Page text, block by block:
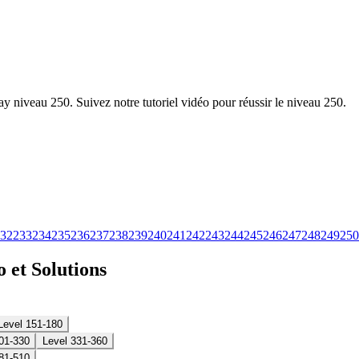
niveau 250. Suivez notre tutoriel vidéo pour réussir le niveau 250.
233234235236237238239240241 242243244245246247248249250
et Solutions
151-180
330
Level 331-360